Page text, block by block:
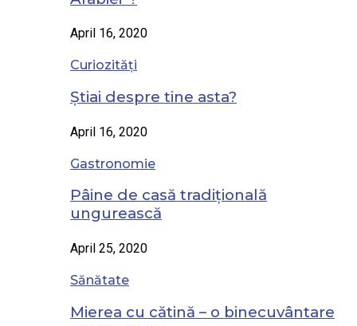
April 16, 2020
Curiozități
Știai despre tine asta?
April 16, 2020
Gastronomie
Pâine de casă tradițională
ungurească
April 25, 2020
Sănătate
Mierea cu cătină – o binecuvântare